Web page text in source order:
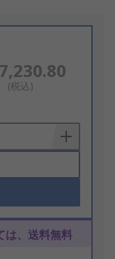
(税込)
は、送料無料